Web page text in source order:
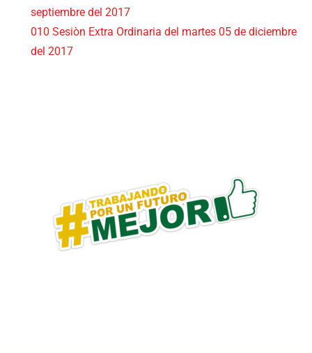
septiembre del 2017
010 Sesiòn Extra Ordinaria del martes 05 de diciembre
del 2017